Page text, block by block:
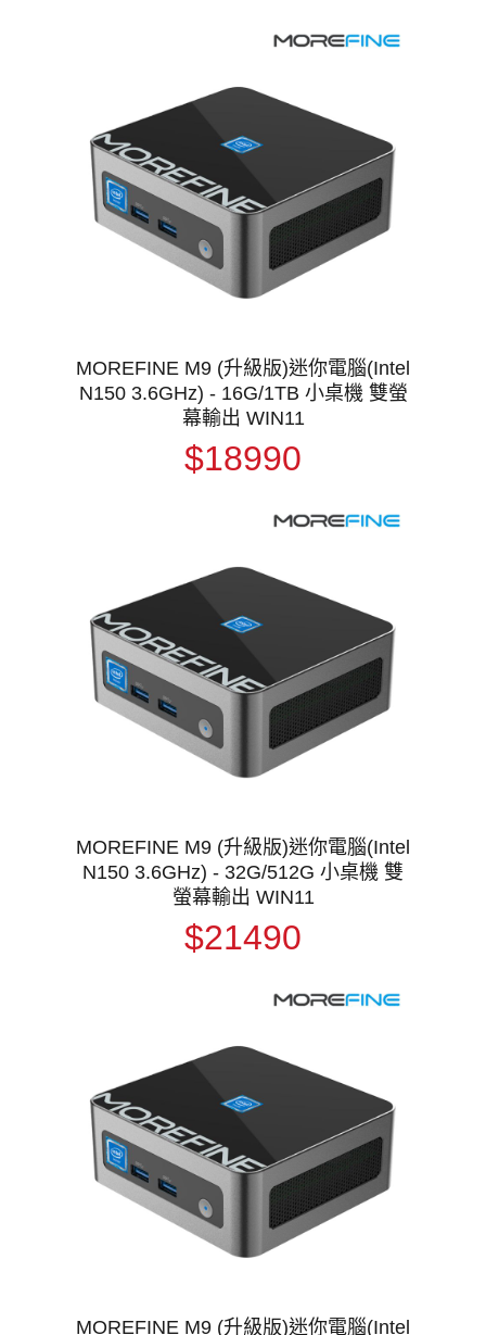
MOREFINE M9 (升級版)迷你電腦(Intel
N150 3.6GHz) - 16G/1TB 小桌機 雙螢
幕輸出 WIN11
$18990
MOREFINE M9 (升級版)迷你電腦(Intel
N150 3.6GHz) - 32G/512G 小桌機 雙
螢幕輸出 WIN11
$21490
MOREFINE M9 (升級版)迷你電腦(Intel